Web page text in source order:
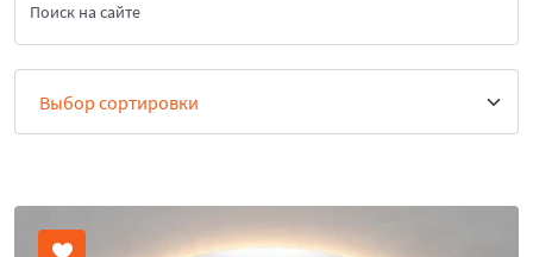
Поиск на сайте